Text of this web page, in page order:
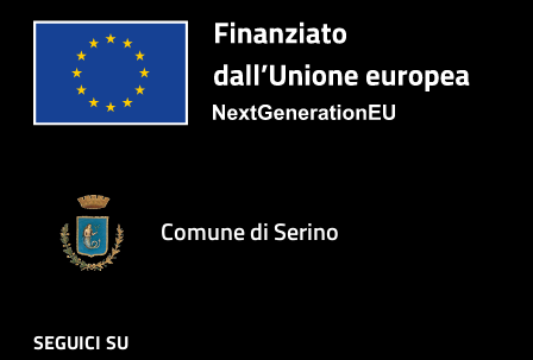
Comune di Serino
SEGUICI SU